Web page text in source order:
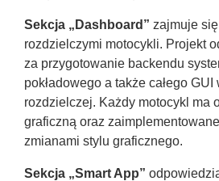
Sekcja „Dashboard” zajmuje
rozdzielczymi motocykli. Projekt
za przygotowanie backendu
pokładowego a także całego
rozdzielczej. Każdy motocykl ma
graficzną oraz
zmianami stylu graficznego.
Sekcja „Smart App”